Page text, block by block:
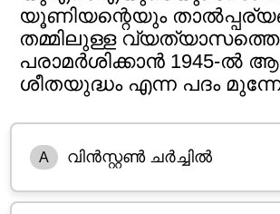
യൂണിയന്റെയും
തമ്മിലുള്ള വ്യത്യാസത്തെ
പരാമർശിക്കാൻ 1945-ൽ
ശീതയുദ്ധം എന്ന പദം
A വിൻസ്റ്റൺ ചർച്ചിൽ